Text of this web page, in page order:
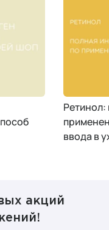
Ретинол:
ввода в
акций